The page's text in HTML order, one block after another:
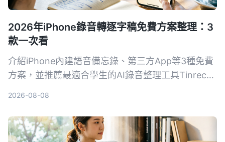
2026年iPhone錄音轉逐字稿免費方案整理：3
款一次看
介紹iPhone內建語音備忘錄、第三方App等3種免費
方案，並推薦最適合學生的AI錄音整理工具Tinrec，
2026-08-08